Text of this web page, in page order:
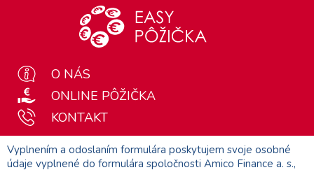
O NÁS
ONLINE PÔŽIČKA
KONTAKT
Vyplnením a odoslaním formulára poskytujem svoje osobné
údaje vyplnené do formulára spoločnosti Amico Finance a. s.,